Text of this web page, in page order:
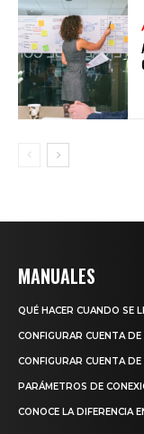
MANUALES
QUÉ HACER CUANDO SE
CONFIGURAR CUENTA
CONFIGURAR CUENTA
PARÁMETROS DE
CONOCE LA DIFERENCIA